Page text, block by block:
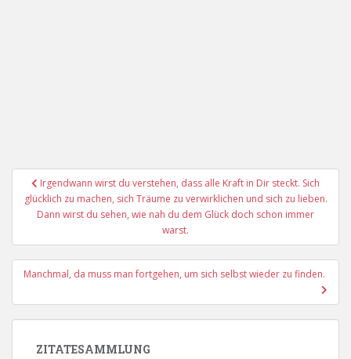
Beitragsnavigation
Irgendwann wirst du verstehen, dass alle Kraft in Dir steckt. Sich
glücklich zu machen, sich Träume zu verwirklichen und sich zu lieben.
Dann wirst du sehen, wie nah du dem Glück doch schon immer
warst.
Manchmal, da muss man fortgehen, um sich selbst wieder zu finden.
ZITATESAMMLUNG